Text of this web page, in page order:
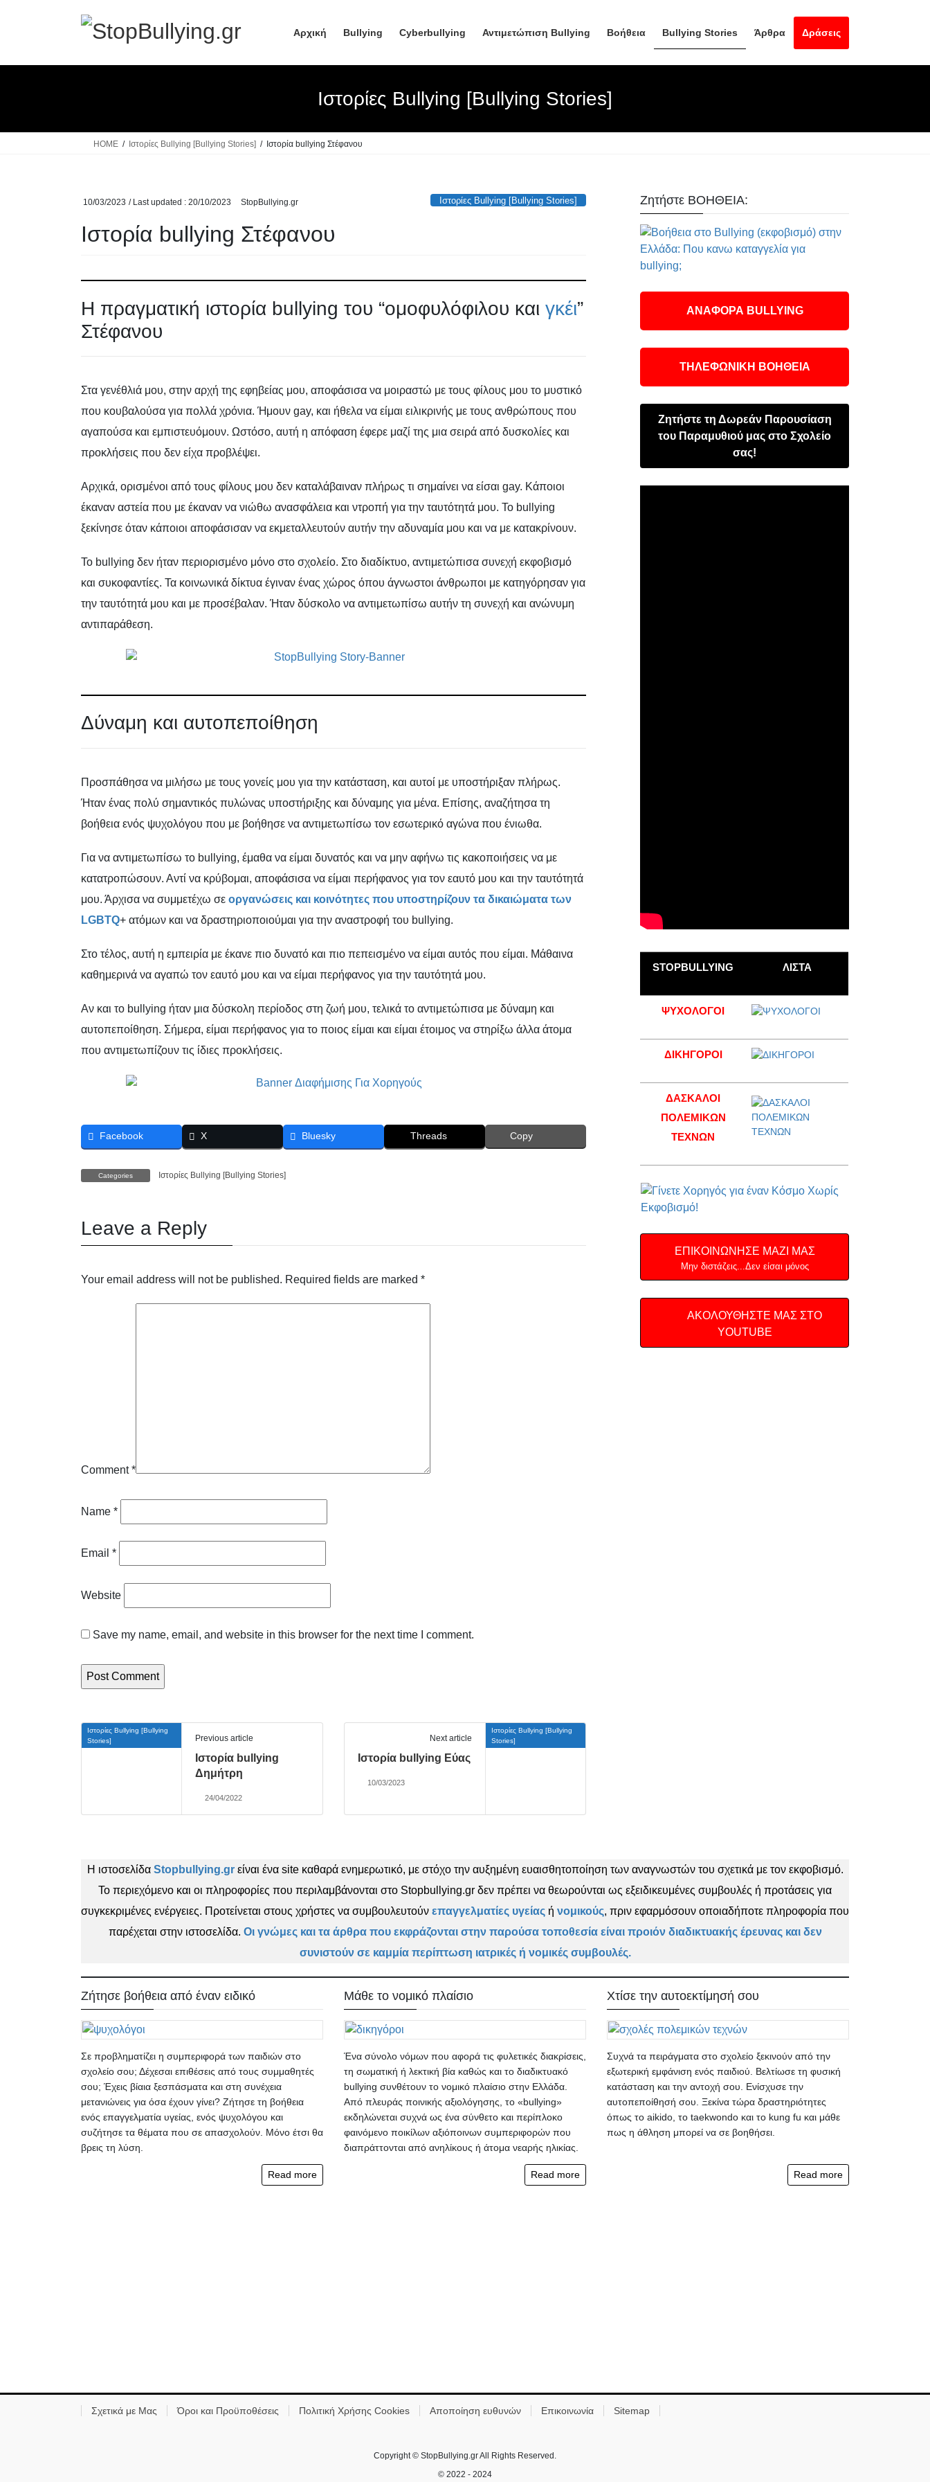
Αρχική Βullying Cyberbullying Αντιμετώπιση Bullying Βοήθεια Bullying Stories Άρθρα Δράσεις
Ιστορίες Bullying [Bullying Stories]
HOME Ιστορίες Bullying [Bullying Stories] Ιστορία bullying Στέφανου
10/03/2023 / Last updated : 20/10/2023 StopBullying.gr Ιστορίες Bullying [Bullying Stories]
Ιστορία bullying Στέφανου
Η πραγματική ιστορία bullying του “ομοφυλόφιλου και γκέι”
Στέφανου
Στα γενέθλιά μου, στην αρχή της εφηβείας μου, αποφάσισα να μοιραστώ με τους φίλους μου το μυστικό
που κουβαλούσα για πολλά χρόνια. Ήμουν gay, και ήθελα να είμαι ειλικρινής με τους ανθρώπους που
αγαπούσα και εμπιστευόμουν. Ωστόσο, αυτή η απόφαση έφερε μαζί της μια σειρά από δυσκολίες και
προκλήσεις που δεν είχα προβλέψει.
Αρχικά, ορισμένοι από τους φίλους μου δεν καταλάβαιναν πλήρως τι σημαίνει να είσαι gay. Κάποιοι
έκαναν αστεία που με έκαναν να νιώθω ανασφάλεια και ντροπή για την ταυτότητά μου. Το bullying
ξεκίνησε όταν κάποιοι αποφάσισαν να εκμεταλλευτούν αυτήν την αδυναμία μου και να με κατακρίνουν.
Το bullying δεν ήταν περιορισμένο μόνο στο σχολείο. Στο διαδίκτυο, αντιμετώπισα συνεχή εκφοβισμό
και συκοφαντίες. Τα κοινωνικά δίκτυα έγιναν ένας χώρος όπου άγνωστοι άνθρωποι με κατηγόρησαν για
την ταυτότητά μου και με προσέβαλαν. Ήταν δύσκολο να αντιμετωπίσω αυτήν τη συνεχή και ανώνυμη
αντιπαράθεση.
Δύναμη και αυτοπεποίθηση
Προσπάθησα να μιλήσω με τους γονείς μου για την κατάσταση, και αυτοί με υποστήριξαν πλήρως.
Ήταν ένας πολύ σημαντικός πυλώνας υποστήριξης και δύναμης για μένα. Επίσης, αναζήτησα τη
βοήθεια ενός ψυχολόγου που με βοήθησε να αντιμετωπίσω τον εσωτερικό αγώνα που ένιωθα.
Για να αντιμετωπίσω το bullying, έμαθα να είμαι δυνατός και να μην αφήνω τις κακοποιήσεις να με
κατατροπώσουν. Αντί να κρύβομαι, αποφάσισα να είμαι περήφανος για τον εαυτό μου και την ταυτότητά
μου. Άρχισα να συμμετέχω σε οργανώσεις και κοινότητες που υποστηρίζουν τα δικαιώματα των
LGBTQ+ ατόμων και να δραστηριοποιούμαι για την αναστροφή του bullying.
Στο τέλος, αυτή η εμπειρία με έκανε πιο δυνατό και πιο πεπεισμένο να είμαι αυτός που είμαι. Μάθαινα
καθημερινά να αγαπώ τον εαυτό μου και να είμαι περήφανος για την ταυτότητά μου.
Αν και το bullying ήταν μια δύσκολη περίοδος στη ζωή μου, τελικά το αντιμετώπισα με δύναμη και
αυτοπεποίθηση. Σήμερα, είμαι περήφανος για το ποιος είμαι και είμαι έτοιμος να στηρίξω άλλα άτομα
που αντιμετωπίζουν τις ίδιες προκλήσεις.
Facebook X Bluesky Threads Copy
Categories Ιστορίες Bullying [Bullying Stories]
Leave a Reply
Your email address will not be published. Required fields are marked *
Comment*
Name *
Email *
Website
Save my name, email, and website in this browser for the next time I comment.
Ιστορίες Bullying [Bullying
Stories]
Previous article
Ιστορία bullying
Δημήτρη
24/04/2022
Ιστορίες Bullying [Bullying
Stories]
Next article
Ιστορία bullying Εύας
10/03/2023
Ζητήστε ΒΟΗΘΕΙΑ:
ΑΝΑΦΟΡΑ BULLYING
ΤΗΛΕΦΩΝΙΚΗ ΒΟΗΘΕΙΑ
Ζητήστε τη Δωρεάν Παρουσίαση
του Παραμυθιού μας στο Σχολείο
σας!
STOPBULLYING ΛΙΣΤΑ
ΨΥΧΟΛΟΓΟΙ
ΔΙΚΗΓΟΡΟΙ
ΔΑΣΚΑΛΟΙ
ΠΟΛΕΜΙΚΩΝ
ΤΕΧΝΩΝ
ΕΠΙΚΟΙΝΩΝΗΣΕ ΜΑΖΙ ΜΑΣ
Μην διστάζεις...Δεν είσαι μόνος
ΑΚΟΛΟΥΘΗΣΤΕ ΜΑΣ ΣΤΟ
YOUTUBE
Η ιστοσελίδα Stopbullying.grείναι ένα site καθαρά ενημερωτικό, με στόχο την αυξημένη ευαισθητοποίηση των αναγνωστών του σχετικά με τον εκφοβισμό.
Το περιεχόμενο και οι πληροφορίες που περιλαμβάνονται στο Stopbullying.gr δεν πρέπει να θεωρούνται ως εξειδικευμένες συμβουλές ή προτάσεις για
συγκεκριμένες ενέργειες. Προτείνεται στους χρήστες να συμβουλευτούν επαγγελματίες υγείας ή νομικούς, πριν εφαρμόσουν οποιαδήποτε πληροφορία που
παρέχεται στην ιστοσελίδα. Οι γνώμες και τα άρθρα που εκφράζονται στην παρούσα τοποθεσία είναι προιόν διαδικτυακής έρευνας και δεν
συνιστούν σε καμμία περίπτωση ιατρικές ή νομικές συμβουλές.
Ζήτησε βοήθεια από έναν ειδικό
Σε προβληματίζει η συμπεριφορά των παιδιών στο
σχολείο σου; Δέχεσαι επιθέσεις από τους συμμαθητές
σου; Έχεις βίαια ξεσπάσματα και στη συνέχεια
μετανιώνεις για όσα έχουν γίνει? Ζήτησε τη βοήθεια
ενός επαγγελματία υγείας, ενός ψυχολόγου και
συζήτησε τα θέματα που σε απασχολούν. Μόνο έτσι θα
βρεις τη λύση.
Read more
Μάθε το νομικό πλαίσιο
Ένα σύνολο νόμων που αφορά τις φυλετικές διακρίσεις,
τη σωματική ή λεκτική βία καθώς και το διαδικτυακό
bullying συνθέτουν το νομικό πλαίσιο στην Ελλάδα.
Από πλευράς ποινικής αξιολόγησης, το «bullying»
εκδηλώνεται συχνά ως ένα σύνθετο και περίπλοκο
φαινόμενο ποικίλων αξιόποινων συμπεριφορών που
διαπράττονται από ανηλίκους ή άτομα νεαρής ηλικίας.
Read more
Χτίσε την αυτοεκτίμησή σου
Συχνά τα πειράγματα στο σχολείο ξεκινούν από την
εξωτερική εμφάνιση ενός παιδιού. Βελτίωσε τη φυσική
κατάσταση και την αντοχή σου. Ενίσχυσε την
αυτοπεποίθησή σου. Ξεκίνα τώρα δραστηριότητες
όπως το aikido, το taekwondo και το kung fu και μάθε
πως η άθληση μπορεί να σε βοηθήσει.
Read more
Σχετικά με Μας Όροι και Προϋποθέσεις Πολιτική Χρήσης Cookies Αποποίηση ευθυνών Επικοινωνία Sitemap
Copyright © StopBullying.gr All Rights Reserved.
© 2022 - 2024